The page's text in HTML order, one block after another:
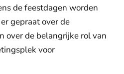
de feestdagen worden
gepraat over de
over de belangrijke rol van
voor